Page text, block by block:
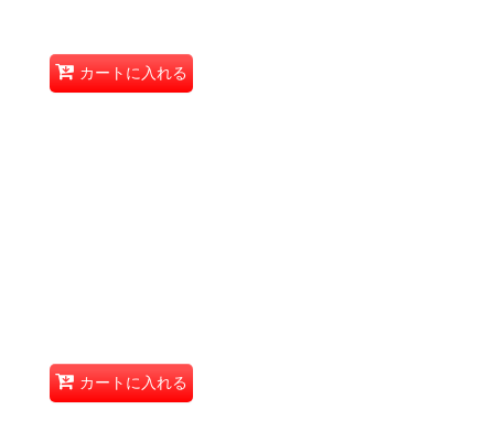
カートに入れる
カートに入れる